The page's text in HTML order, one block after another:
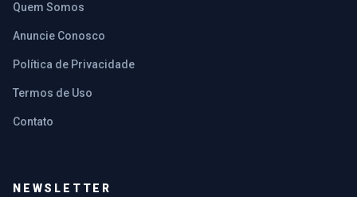
Quem Somos
Anuncie Conosco
Política de Privacidade
Termos de Uso
Contato
NEWSLETTER